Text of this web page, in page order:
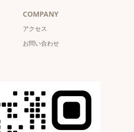
COMPANY
アクセス
お問い合わせ